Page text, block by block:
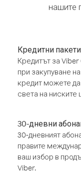
нашите
Кредитни пакети
Кредитът за
при закупуване
кредит можете
света на ниските
30-дневни
30-дневният
правите
ваш избор в
Viber.